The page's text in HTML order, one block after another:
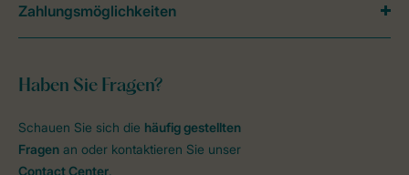
Haben Sie Fragen?
Schauen Sie sich die häufig gestellten
Fragen an oder kontaktieren Sie unser
Contact Center.
Zahlungsmöglichkeiten